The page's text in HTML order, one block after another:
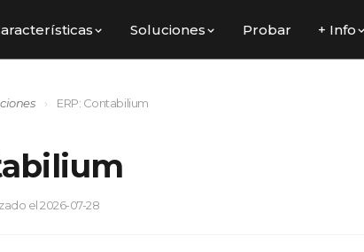
Soluciones Probar + Info
› ERP: Contabilium
el 2026-07-28